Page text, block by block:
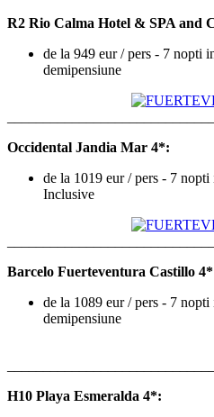
R2 Rio Calma Hotel & SPA and
de la 949 eur / pers - 7 nopti
demipensiune
Occidental Jandia Mar 4*:
de la 1019 eur / pers - 7
Inclusive
Barcelo Fuerteventura Castillo
de la 1089 eur / pers - 7
demipensiune
H10 Playa Esmeralda 4*: